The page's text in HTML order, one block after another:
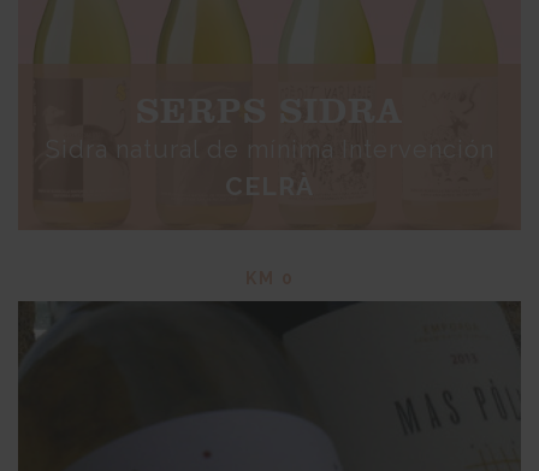
SERPS SIDRA
Sidra natural de mínima Intervención
CELRÀ